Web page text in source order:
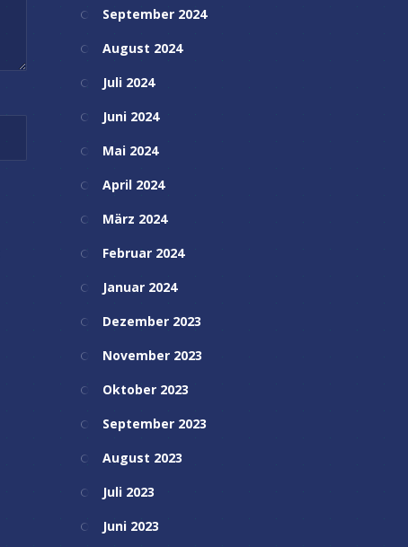
September 2024
August 2024
Juli 2024
Juni 2024
Mai 2024
April 2024
März 2024
Februar 2024
Januar 2024
Dezember 2023
November 2023
Oktober 2023
September 2023
August 2023
Juli 2023
Juni 2023